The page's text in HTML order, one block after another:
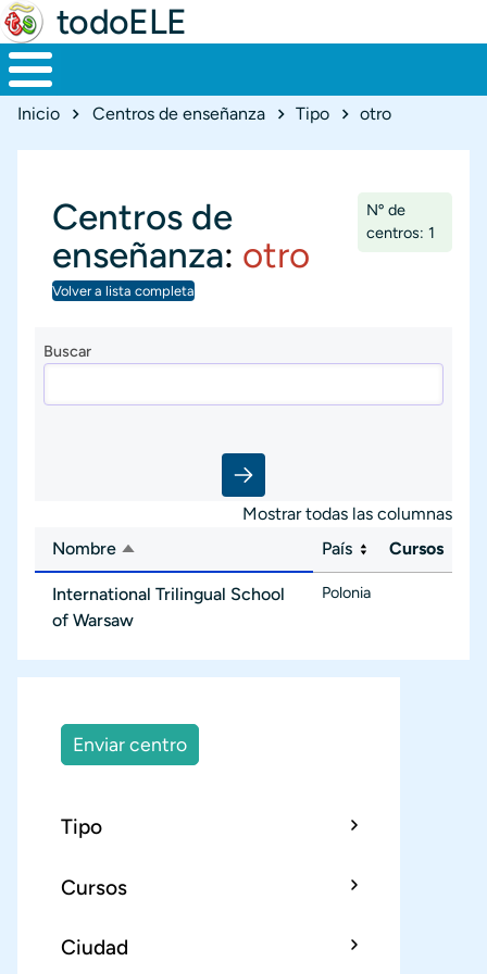
todoELE
Ruta de navegación
Inicio Centros de enseñanza Tipo otro
Centros de
enseñanza: otro
Nº de
centros: 1
Volver a lista completa
Buscar
Mostrar todas las columnas
Nombre Ordenar descendente País Cursos
International Trilingual School
of Warsaw
Polonia
Enviar centro
Tipo
Cursos
Ciudad